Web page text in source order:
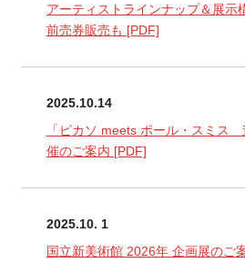
アーティストラインナップ＆展示
前売券販売も [PDF]
2025.10.14
「ピカソ meets ポール・スミス
催のご案内 [PDF]
2025.10. 1
国立新美術館 2026年 企画展のご